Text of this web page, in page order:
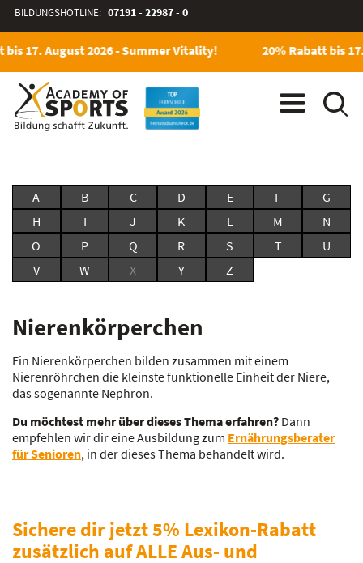
BILDUNGSHOTLINE: 07191 - 22987 - 0
bis 17. August 2026 - Summer Vitality! 20% Rabatt bis
A B C D E F
G
H
I J K L M
N
O
P Q R S T
U
V
W X Y Z
Nierenkörperchen
Ein Nierenkörperchen bilden zusammen mit einem
Nierenröhrchen die kleinste funktionelle Einheit der Niere,
das sogenannte Nephron.
Du möchtest mehr über dieses Thema erfahren? Dann
empfehlen wir dir eine Ausbildung zum Ernährungsberater
für Senioren, in der dieses Thema behandelt wird.
Sichere dir jetzt 5% Lexikon-Rabatt
zusätzlich auf ALLE Aus- und